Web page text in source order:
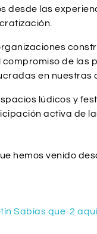
desde las
de las
en nuestras
lúdicos y
activa de
hemos venido
Sabías que 2 aquí